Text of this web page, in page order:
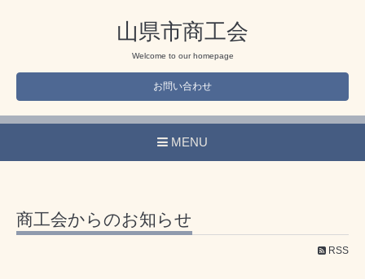
山県市商工会
Welcome to our homepage
お問い合わせ
MENU
商工会からのお知らせ
RSS